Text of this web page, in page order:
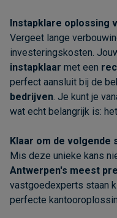
Instapklare oplossing
Vergeet lange
investeringskosten.
instapklaar met een
perfect aansluit bij de
bedrijven . Je kunt je
wat echt belangrijk is:
Klaar om de volgende
Mis deze unieke kans
Antwerpen's meest
vastgoedexperts staan
perfecte